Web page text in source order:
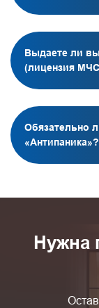
Выдаете ли
(лицензия
Обязательно
«Антипаника»?
Нужна